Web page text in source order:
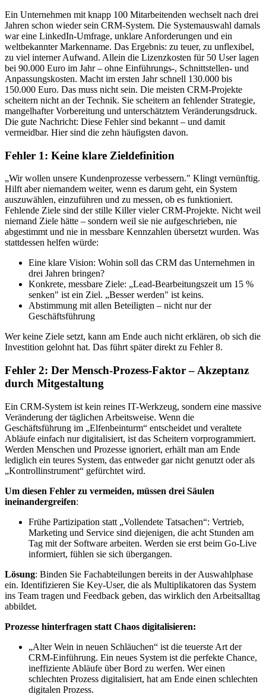
Ein Unternehmen mit knapp 100 Mitarbeitenden wechselt nach drei
Jahren schon wieder sein CRM-System. Die Systemauswahl damals
war eine LinkedIn-Umfrage, unklare Anforderungen und ein
weltbekannter Markenname. Das Ergebnis: zu teuer, zu unflexibel,
zu viel interner Aufwand. Allein die Lizenzkosten für 50 User lagen
bei 90.000 Euro im Jahr – ohne Einführungs-, Schnittstellen- und
Anpassungskosten. Macht im ersten Jahr schnell 130.000 bis
150.000 Euro. Das muss nicht sein. Die meisten CRM-Projekte
scheitern nicht an der Technik. Sie scheitern an fehlender Strategie,
mangelhafter Vorbereitung und unterschätztem Veränderungsdruck.
Die gute Nachricht: Diese Fehler sind bekannt – und damit
vermeidbar. Hier sind die zehn häufigsten davon.
Fehler 1: Keine klare Zieldefinition
„Wir wollen unsere Kundenprozesse verbessern." Klingt vernünftig.
Hilft aber niemandem weiter, wenn es darum geht, ein System
auszuwählen, einzuführen und zu messen, ob es funktioniert.
Fehlende Ziele sind der stille Killer vieler CRM-Projekte. Nicht weil
niemand Ziele hätte – sondern weil sie nie aufgeschrieben, nie
abgestimmt und nie in messbare Kennzahlen übersetzt wurden. Was
stattdessen helfen würde:
Eine klare Vision: Wohin soll das CRM das Unternehmen in
drei Jahren bringen?
Konkrete, messbare Ziele: „Lead-Bearbeitungszeit um 15 %
senken" ist ein Ziel. „Besser werden" ist keins.
Abstimmung mit allen Beteiligten – nicht nur der
Geschäftsführung
Wer keine Ziele setzt, kann am Ende auch nicht erklären, ob sich die
Investition gelohnt hat. Das führt später direkt zu Fehler 8.
Fehler 2: Der Mensch-Prozess-Faktor – Akzeptanz
durch Mitgestaltung
Ein CRM-System ist kein reines IT-Werkzeug, sondern eine massive
Veränderung der täglichen Arbeitsweise. Wenn die
Geschäftsführung im „Elfenbeinturm“ entscheidet und veraltete
Abläufe einfach nur digitalisiert, ist das Scheitern vorprogrammiert.
Werden Menschen und Prozesse ignoriert, erhält man am Ende
lediglich ein teures System, das entweder gar nicht genutzt oder als
„Kontrollinstrument“ gefürchtet wird.
Um diesen Fehler zu vermeiden, müssen drei Säulen
ineinandergreifen:
Frühe Partizipation statt „Vollendete Tatsachen“: Vertrieb,
Marketing und Service sind diejenigen, die acht Stunden am
Tag mit der Software arbeiten. Werden sie erst beim Go-Live
informiert, fühlen sie sich übergangen.
Lösung: Binden Sie Fachabteilungen bereits in der Auswahlphase
ein. Identifizieren Sie Key-User, die als Multiplikatoren das System
ins Team tragen und Feedback geben, das wirklich den Arbeitsalltag
abbildet.
Prozesse hinterfragen statt Chaos digitalisieren:
„Alter Wein in neuen Schläuchen“ ist die teuerste Art der
CRM-Einführung. Ein neues System ist die perfekte Chance,
ineffiziente Abläufe über Bord zu werfen. Wer einen
schlechten Prozess digitalisiert, hat am Ende einen schlechten
digitalen Prozess.